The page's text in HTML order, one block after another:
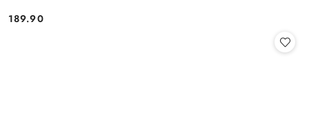
Cena:
189.90